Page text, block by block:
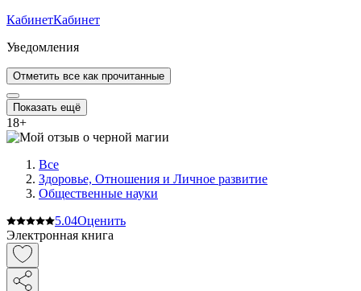
КабинетКабинет
Уведомления
Отметить все как прочитанные
Показать ещё
18+
Все
Здоровье, Отношения и Личное развитие
Общественные науки
5.04Оценить
Электронная книга